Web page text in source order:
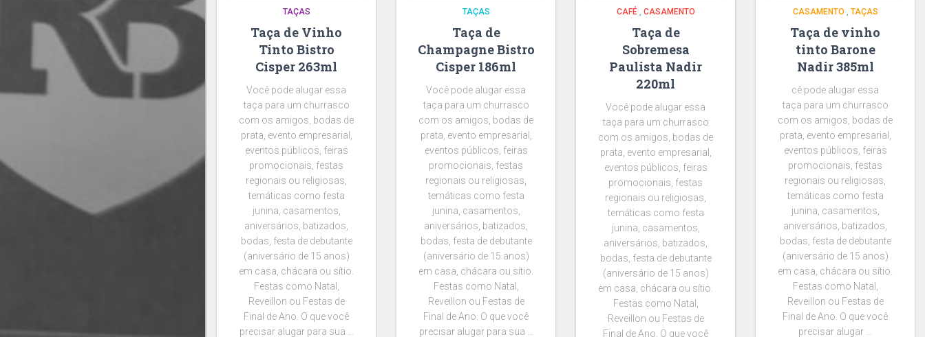
TAÇAS
Taça de Vinho
Tinto Bistro
Cisper 263ml
Você pode alugar essa
taça para um churrasco
com os amigos, bodas de
prata, evento empresarial,
eventos públicos, feiras
promocionais, festas
regionais ou religiosas,
temáticas como festa
junina, casamentos,
aniversários, batizados,
bodas, festa de debutante
(aniversário de 15 anos)
em casa, chácara ou sítio.
Festas como Natal,
Reveillon ou Festas de
Final de Ano. O que você
precisar alugar para sua …
TAÇAS
Taça de
Champagne Bistro
Cisper 186ml
Você pode alugar essa
taça para um churrasco
com os amigos, bodas de
prata, evento empresarial,
eventos públicos, feiras
promocionais, festas
regionais ou religiosas,
temáticas como festa
junina, casamentos,
aniversários, batizados,
bodas, festa de debutante
(aniversário de 15 anos)
em casa, chácara ou sítio.
Festas como Natal,
Reveillon ou Festas de
Final de Ano. O que você
precisar alugar para sua …
CAFÉ, CASAMENTO
Taça de
Sobremesa
Paulista Nadir
220ml
Você pode alugar essa
taça para um churrasco
com os amigos, bodas de
prata, evento empresarial,
eventos públicos, feiras
promocionais, festas
regionais ou religiosas,
temáticas como festa
junina, casamentos,
aniversários, batizados,
bodas, festa de debutante
(aniversário de 15 anos)
em casa, chácara ou sítio.
Festas como Natal,
Reveillon ou Festas de
Final de Ano. O que você
CASAMENTO, TAÇAS
Taça de vinho
tinto Barone
Nadir 385ml
cê pode alugar essa
taça para um churrasco
com os amigos, bodas de
prata, evento empresarial,
eventos públicos, feiras
promocionais, festas
regionais ou religiosas,
temáticas como festa
junina, casamentos,
aniversários, batizados,
bodas, festa de debutante
(aniversário de 15 anos)
em casa, chácara ou sítio.
Festas como Natal,
Reveillon ou Festas de
Final de Ano. O que você
precisar alugar …